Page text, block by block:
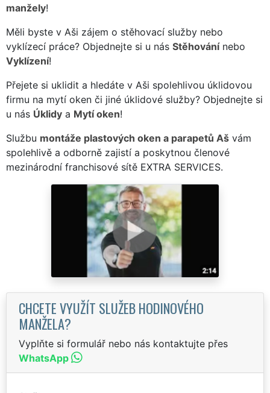
manžely!
Měli byste v Aši zájem o stěhovací služby nebo
vyklízecí práce? Objednejte si u nás Stěhovánínebo
Vyklízení!
Přejete si uklidit a hledáte v Aši spolehlivou úklidovou
firmu na mytí oken či jiné úklidové služby? Objednejte si
u nás Úklidy a Mytí oken!
Službu montáže plastových oken a parapetů Aš vám
spolehlivě a odborně zajistí a poskytnou členové
mezinárodní franchisové sítě EXTRA SERVICES.
CHCETE VYUŽÍT SLUŽEB HODINOVÉHO
MANŽELA?
Vyplňte si formulář nebo nás kontaktujte přes
WhatsApp